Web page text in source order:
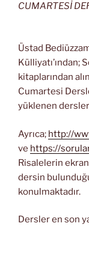
CUMARTESİ
Üstad
Külliyatı’ından;
kitaplarından
Cumartesi
yüklenen
Ayrıca; http://
ve https://
Risalelerin
dersin
konulmaktadır.
Dersler en son